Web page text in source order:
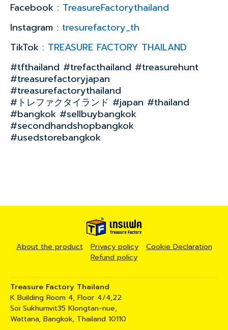
Facebook : TreasureFactorythailand
Instagram : tresurefactory_th
TikTok : TREASURE FACTORY THAILAND
#tfthailand #trefacthailand #treasurehunt
#treasurefactoryjapan
#treasurefactorythailand
#トレファクタイランド #japan #thailand
#bangkok #sellbuybangkok
#secondhandshopbangkok
#usedstorebangkok
About the product Privacy policy
Cookie Declaration
Refund policy
Treasure Factory Thailand
K Building Room 4, Floor 4/4,22
Soi Sukhumvit35 Klongtan-nue,
Wattana, Bangkok, Thailand 10110